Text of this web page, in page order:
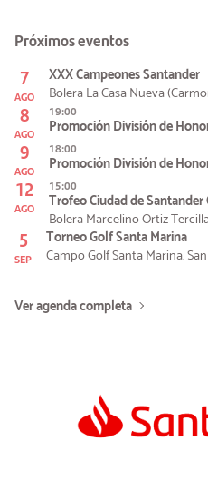
Próximos eventos
7
AGO
XXX Campeones Santander
Bolera La Casa Nueva
8
AGO
19:00
Promoción División de
9
AGO
18:00
Promoción División de
12
AGO
15:00
Trofeo Ciudad de Santander
Bolera Marcelino Ortiz
5
SEP
Torneo Golf Santa Marina
Campo Golf Santa Marina.
Ver agenda completa